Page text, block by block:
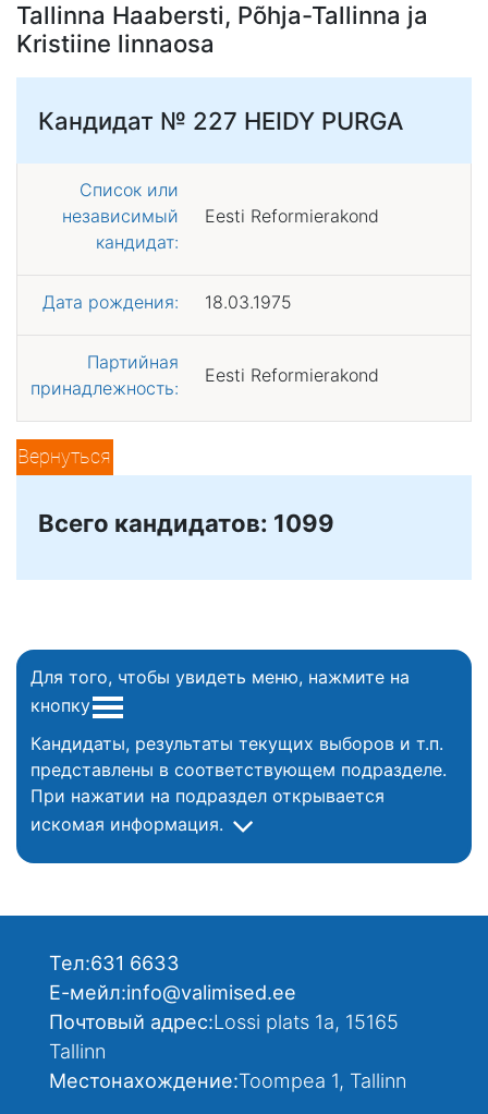
Tallinna Haabersti, Põhja-Tallinna ja
Kristiine linnaosa
Кандидат № 227 HEIDY PURGA
Список или
независимый
кандидат:
Eesti Reformierakond
Дата рождения: 18.03.1975
Партийная
принадлежность:
Eesti Reformierakond
Вернуться
Всего кандидатов: 1099
Для того, чтобы увидеть меню, нажмите на
кнопку
Кандидаты, результаты текущих выборов и т.п.
представлены в соответствующем подразделе.
При нажатии на подраздел открывается
искомая информация.
Тел:631 6633
Е-мейл:info@valimised.ee
Почтовый адрес:Lossi plats 1a, 15165
Tallinn
Местонахождение:Toompea 1, Tallinn